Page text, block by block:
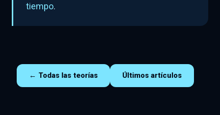
tiempo.
← Todas las teorías Últimos artículos